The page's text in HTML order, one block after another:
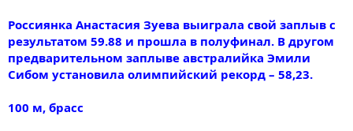
Россиянка Анастасия Зуева выиграла свой заплыв с
результатом 59.88 и прошла в полуфинал. В другом
предварительном заплыве австралийка Эмили
Сибом установила олимпийский рекорд – 58,23.
100 м, брасс